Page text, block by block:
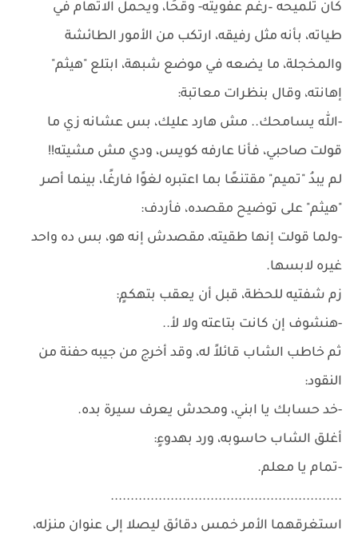
كان تلميحه –رغم عفويته- وقحًا، ويحمل الاتهام في
طياته، بأنه مثل رفيقه، ارتكب من الأمور الطائشة
والمخجلة، ما يضعه في موضع شبهة، ابتلع "هيثم"
إهانته، وقال بنظرات معاتبة:
-الله يسامحك.. مش هارد عليك، بس عشانه زي ما
قولت صاحبي، فأنا عارفه كويس، ودي مش مشيته!!
لم يبدُ "تميم" مقتنعًا بما اعتبره لغوًا فارغًا، بينما أصر
"هيثم" على توضيح مقصده، فأردف:
-ولما قولت إنها طقيته، مقصدش إنه هو، بس ده واحد
غيره لابسها.
زم شفتيه للحظة، قبل أن يعقب بتهكمٍ:
-هنشوف إن كانت بتاعته ولا لأ..
ثم خاطب الشاب قائلاً له، وقد أخرج من جيبه حفنة من
النقود:
-خد حسابك يا ابني، ومحدش يعرف سيرة بده.
أغلق الشاب حاسوبه، ورد بهدوءٍ:
-تمام يا معلم.
..........................................................
استغرقهما الأمر خمس دقائق ليصلا إلى عنوان منزله،